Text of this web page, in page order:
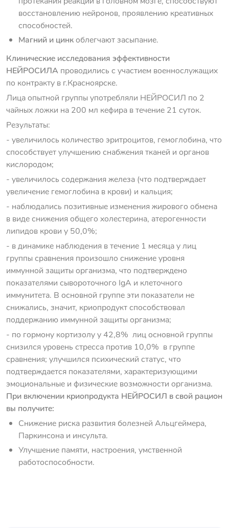
восстановлению нейронов, проявлению креативных
способностей.
Магний и цинкоблегчают засыпание.
Клинические исследования эффективности
НЕЙРОСИЛА проводились с участием военнослужащих
по контракту в г.Красноярске.
Лица опытной группы употребляли НЕЙРОСИЛ по 2
чайных ложки на 200 мл кефира в течение 21 суток.
Результаты:
- увеличилось количество эритроцитов, гемоглобина, что
способствует улучшению снабжения тканей и органов
кислородом;
- увеличилось содержания железа (что подтверждает
увеличение гемоглобина в крови) и кальция;
- наблюдались позитивные изменения жирового обмена
в виде снижения общего холестерина, атерогенности
липидов крови у 50,0%;
- в динамике наблюдения в течение 1 месяца у лиц
группы сравнения произошло снижение уровня
иммунной защиты организма, что подтверждено
показателями сывороточного IgA и клеточного
иммунитета. В основной группе эти показатели не
снижались, значит, криопродукт способствовал
поддержанию иммунной защиты организма;
- по гормону кортизолу у 42,8% лиц основной группы
снизился уровень стресса против 10,0% в группе
сравнения; улучшился психический статус, что
подтверждается показателями, характеризующими
эмоциональные и физические возможности организма.
При включении криопродукта НЕЙРОСИЛ в свой рацион
вы получите:
Снижение риска развития болезней Альцгеймера,
Паркинсона и инсульта.
Улучшение памяти, настроения, умственной
работоспособности.